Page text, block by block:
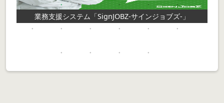
業務支援システム「SignJOBZ-サインジョブズ-」